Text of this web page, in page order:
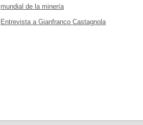
mundial de la minería
Entrevista a Gianfranco Castagnola